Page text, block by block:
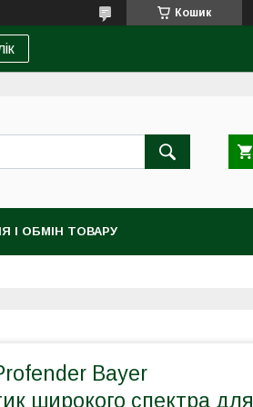
Кошик
І ОБМІН ТОВАРУ
Bayer
широкого спектра для